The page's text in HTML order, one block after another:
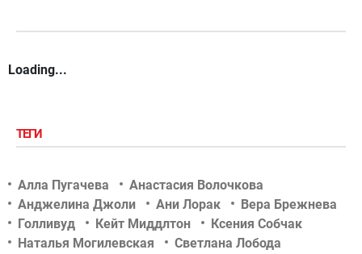
Loading...
ТЕГИ
Алла Пугачева
Анастасия Волочкова
Анджелина Джоли
Ани Лорак
Вера Брежнева
Голливуд
Кейт Миддлтон
Ксения Собчак
Наталья Могилевская
Светлана Лобода